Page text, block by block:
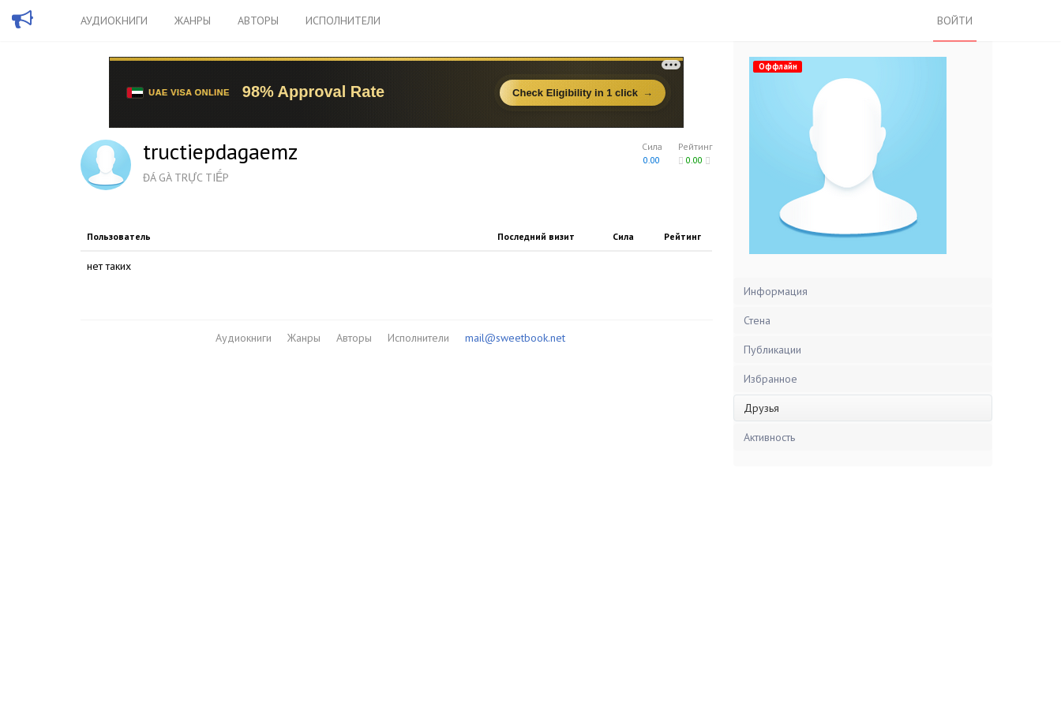
АУДИОКНИГИ ЖАНРЫ АВТОРЫ ИСПОЛНИТЕЛИ ВОЙТИ
Рейтинг
0.00
Сила
0.00
tructiepdagaemz
ĐÁ GÀ TRỰC TIẾP
Пользователь Последний визит Сила Рейтинг
нет таких
Аудиокниги Жанры Авторы Исполнители mail@sweetbook.net
Оффлайн
Информация
Стена
Публикации
Избранное
Друзья
Активность